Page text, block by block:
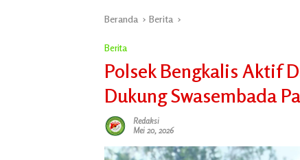
Beranda Berita
Berita
Polsek Bengkalis Aktif
Dukung Swasembada
Redaksi
Mei 20, 2026